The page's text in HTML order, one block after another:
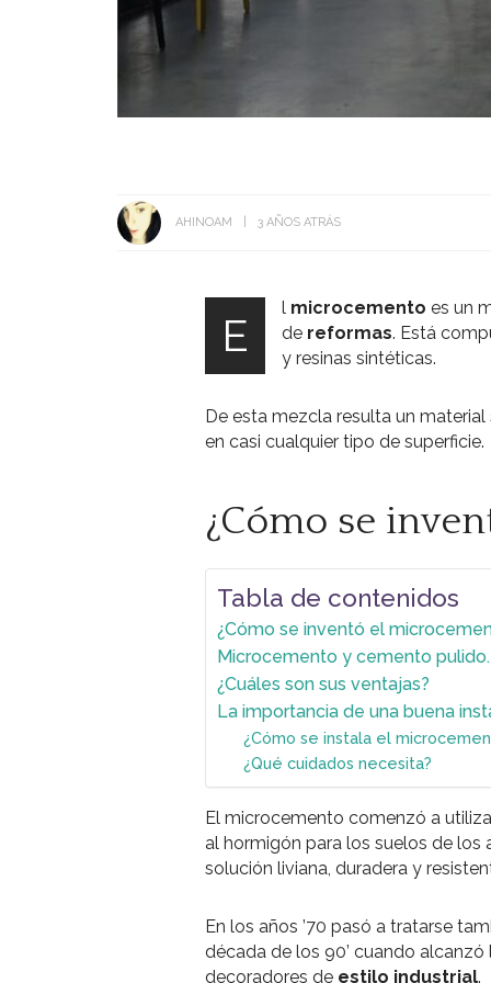
AHINOAM 3 AÑOS ATRÁS
E
l microcemento es un
de reformas. Está
y resinas sintéticas.
De esta mezcla resulta un
en casi cualquier tipo de superficie.
¿Cómo se
Tabla de contenidos
¿Cómo se inventó el
Microcemento y cemento
¿Cuáles son sus ventajas?
La importancia de una buena
¿Cómo se instala el
¿Qué cuidados necesita?
El microcemento comenzó a
al hormigón para los suelos de los
solución liviana, duradera y
En los años ’70 pasó a tratarse
década de los 90’ cuando
decoradores de estilo industrial.